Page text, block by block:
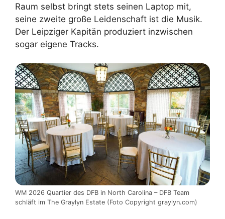
Raum selbst bringt stets seinen Laptop mit,
seine zweite große Leidenschaft ist die Musik.
Der Leipziger Kapitän produziert inzwischen
sogar eigene Tracks.
WM 2026 Quartier des DFB in North Carolina – DFB Team
schläft im The Graylyn Estate (Foto Copyright graylyn.com)